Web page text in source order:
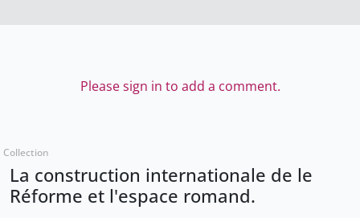
Please sign in to add a comment.
Collection
La construction internationale de le
Réforme et l'espace romand.